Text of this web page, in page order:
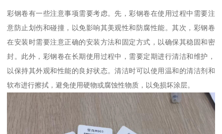
彩钢卷有一些注意事项需要考虑。先，彩钢卷在使用过程中需要注
意防止划伤和碰撞，以免影响其美观性和防腐性能。其次，彩钢卷
在安装时需要注意正确的安装方法和固定方式，以确保其稳固和密
封。此外，彩钢卷在长期使用过程中，需要定期进行清洁和维护，
以保持其外观和性能的良好状态。清洁时可以使用温和的清洁剂和
软布进行擦拭，避免使用硬物或腐蚀性物质，以免损坏涂层。